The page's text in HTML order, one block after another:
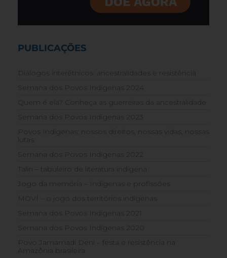
PUBLICAÇÕES
Diálogos interétnicos: ancestralidades e resistência
Semana dos Povos Indígenas 2024
Quem é ela? Conheça as guerreiras da ancestralidade
Semana dos Povos Indígenas 2023
Povos Indígenas: nossos direitos, nossas vidas, nossas
lutas
Semana dos Povos Indígenas 2022
Talin – tabuleiro de literatura indígena
Jogo da memória – Indígenas e profissões
MOVÍ – o jogo dos territórios indígenas
Semana dos Povos Indígenas 2021
Semana dos Povos Indígenas 2020
Povo Jamamadi Deni – festa e resistência na
Amazônia brasileira